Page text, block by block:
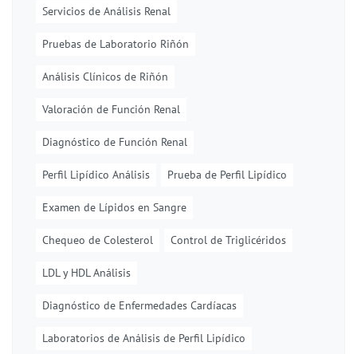
Servicios de Análisis Renal
Pruebas de Laboratorio Riñón
Análisis Clínicos de Riñón
Valoración de Función Renal
Diagnóstico de Función Renal
Perfil Lipídico Análisis Prueba de Perfil Lipídico
Examen de Lípidos en Sangre
Chequeo de Colesterol Control de Triglicéridos
LDL y HDL Análisis
Diagnóstico de Enfermedades Cardíacas
Laboratorios de Análisis de Perfil Lipídico